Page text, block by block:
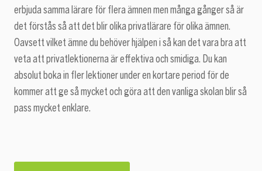
erbjuda samma lärare för flera ämnen men många gånger så är
det förstås så att det blir olika privatlärare för olika ämnen.
Oavsett vilket ämne du behöver hjälpen i så kan det vara bra att
veta att privatlektionerna är effektiva och smidiga. Du kan
absolut boka in fler lektioner under en kortare period för de
kommer att ge så mycket och göra att den vanliga skolan blir så
pass mycket enklare.